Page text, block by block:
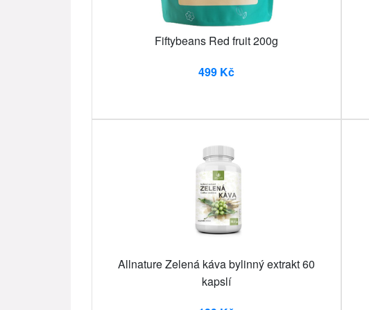
Fiftybeans Red fruit 200g
499 Kč
Allnature Zelená káva bylinný extrakt 60
kapslí